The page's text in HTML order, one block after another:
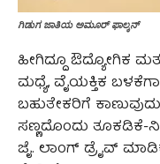
ಗಿಡುಗ ಜಾತಿಯ ಅಮೂರ್ ಫಾಲ್ಕನ್
ಹೀಗಿದ್ದೂ ಔದ್ಯೋಗಿಕ
ಮಧ್ಯೆ, ವೈಯಕ್ತಿಕ
ಬಹುತೇಕರಿಗೆ
ಸಣ್ಣದೊಂದು ತೂಕಡಿಕೆ-
ಜೈ. ಲಾಂಗ್ ಡ್ರೈವ್